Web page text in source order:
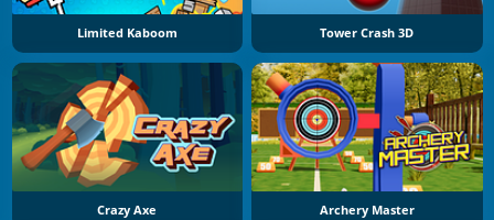
Limited Kaboom Tower Crash 3D
Crazy Axe Archery Master